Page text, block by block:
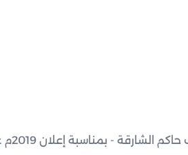
إعلان 2019م عام التسامح